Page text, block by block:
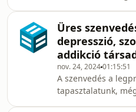
általában nem
milyen végzettségű
érintő kérdésekről.
részében a
általánosságban
fűződő
a felnőttség és a
kérdéseit
pszichológiai
is kitértünk, hogy
Üres
depresszió,
addikció
nov. 24, 202401:15:51
A szenvedés a
tapasztalatunk,